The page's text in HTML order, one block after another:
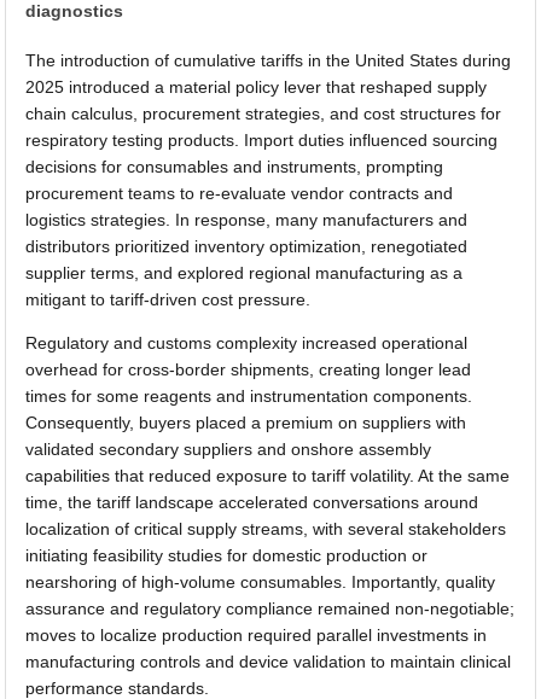
diagnostics
The introduction of cumulative tariffs in the United States during
2025 introduced a material policy lever that reshaped supply
chain calculus, procurement strategies, and cost structures for
respiratory testing products. Import duties influenced sourcing
decisions for consumables and instruments, prompting
procurement teams to re-evaluate vendor contracts and
logistics strategies. In response, many manufacturers and
distributors prioritized inventory optimization, renegotiated
supplier terms, and explored regional manufacturing as a
mitigant to tariff-driven cost pressure.
Regulatory and customs complexity increased operational
overhead for cross-border shipments, creating longer lead
times for some reagents and instrumentation components.
Consequently, buyers placed a premium on suppliers with
validated secondary suppliers and onshore assembly
capabilities that reduced exposure to tariff volatility. At the same
time, the tariff landscape accelerated conversations around
localization of critical supply streams, with several stakeholders
initiating feasibility studies for domestic production or
nearshoring of high-volume consumables. Importantly, quality
assurance and regulatory compliance remained non-negotiable;
moves to localize production required parallel investments in
manufacturing controls and device validation to maintain clinical
performance standards.